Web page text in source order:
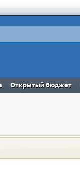
Открытый бюджет